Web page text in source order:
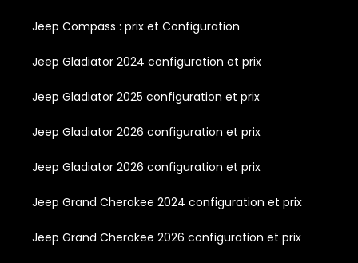
Jeep Compass : prix et Configuration
Jeep Gladiator 2024 configuration et prix
Jeep Gladiator 2025 configuration et prix
Jeep Gladiator 2026 configuration et prix
Jeep Gladiator 2026 configuration et prix
Jeep Grand Cherokee 2024 configuration et prix
Jeep Grand Cherokee 2026 configuration et prix